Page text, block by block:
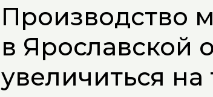
Производство
в Ярославской
увеличиться на